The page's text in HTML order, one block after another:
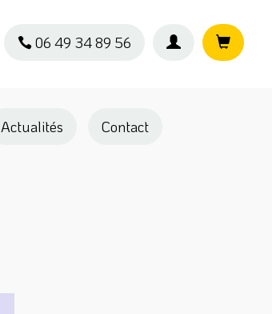
06 49 34 89 56
Actualités Contact